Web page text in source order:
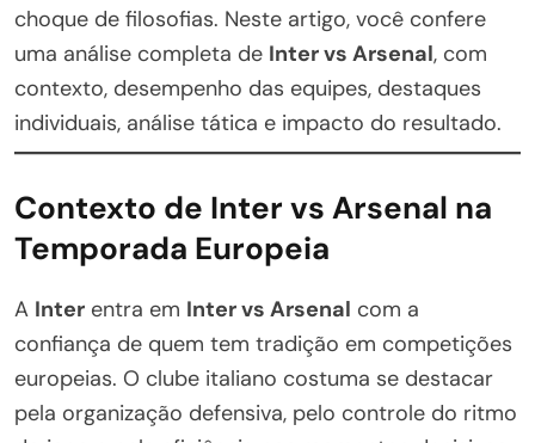
choque de filosofias. Neste artigo, você confere
uma análise completa de Inter vs Arsenal, com
contexto, desempenho das equipes, destaques
individuais, análise tática e impacto do resultado.
Contexto de Inter vs Arsenal na
Temporada Europeia
A Inter entra em Inter vs Arsenal com a
confiança de quem tem tradição em competições
europeias. O clube italiano costuma se destacar
pela organização defensiva, pelo controle do ritmo